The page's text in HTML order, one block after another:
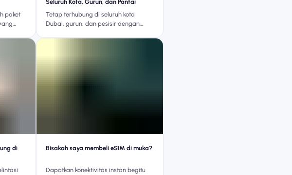
paket
Seluruh Kota, Gurun, dan Pantai
Tetap terhubung di seluruh kota
Dubai, gurun, dan pesisir dengan
di
Bisakah saya membeli eSIM di muka?
Dapatkan konektivitas instan begitu